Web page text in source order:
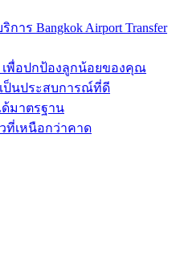
าร Bangkok Airport Transfer
เพื่อปกป้องลูกน้อยของคุณ
ป็นประสบการณ์ที่ดี
มาตรฐาน
ที่เหนือกว่าคาด